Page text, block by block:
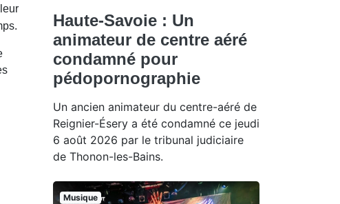
leur
Haute-Savoie : Un
animateur de centre aéré
condamné pour
pédopornographie
Un ancien animateur du centre-aéré de
Reignier-Ésery a été condamné ce jeudi
6 août 2026 par le tribunal judiciaire
de Thonon-les-Bains.
Musique